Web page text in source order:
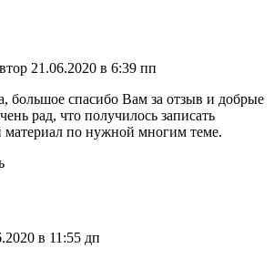
21.06.2020 в 6:39 пп
большое спасибо Вам за отзыв и добрые
рад, что получилось записать
по нужной многим теме.
в 11:55 дп